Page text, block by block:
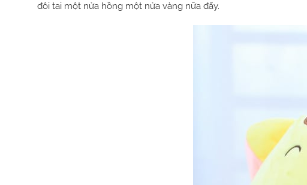
đôi tai một nửa hồng một nửa vàng nữa đấy.